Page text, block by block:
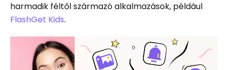
harmadik féltől származó alkalmazások, például
FlashGet Kids.